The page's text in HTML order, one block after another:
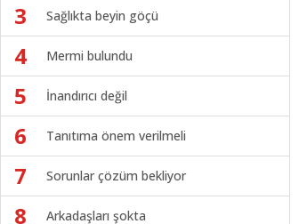
3 Sağlıkta beyin göçü
4 Mermi bulundu
5 İnandırıcı değil
6 Tanıtıma önem verilmeli
7 Sorunlar çözüm bekliyor
8 Arkadaşları şokta